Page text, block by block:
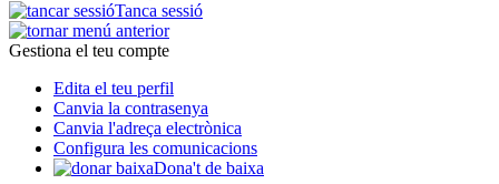
Tanca sessió
Gestiona el teu compte
Edita el teu perfil
Canvia la contrasenya
Canvia l'adreça electrònica
Configura les comunicacions
Dona't de baixa